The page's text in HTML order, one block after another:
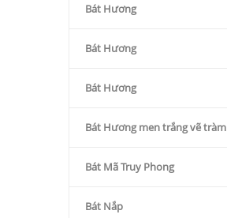
Bát Hương
Bát Hương
Bát Hương
Bát Hương men trắng vẽ tràm
Bát Mã Truy Phong
Bát Nắp